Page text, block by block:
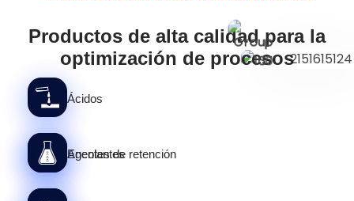
Productos de alta calidad para la
optimización de procesos
Ácidos
Agentes de retención
Encolantes